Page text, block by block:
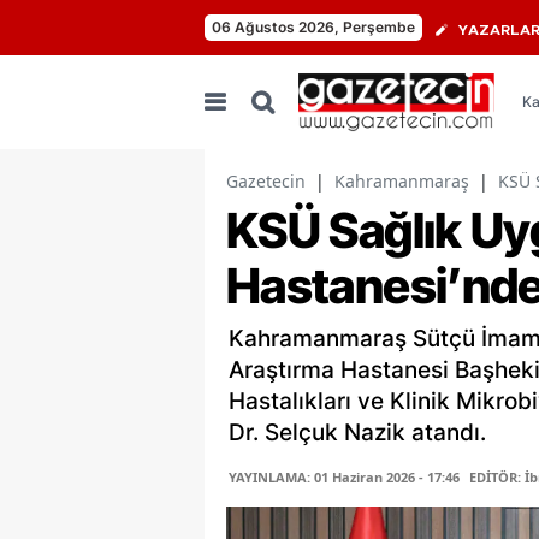
06 Ağustos 2026, Perşembe YAZARLAR
Gazetecin | Kahramanmaraş |
KSÜ Sağlık
Kahramanmaraş Sütçü
Araştırma Hastanesi
Hastalıkları ve Klinik
Dr. Selçuk Nazik atandı.
YAYINLAMA: 01 Haziran 2026 - 17:46 EDİTÖR: